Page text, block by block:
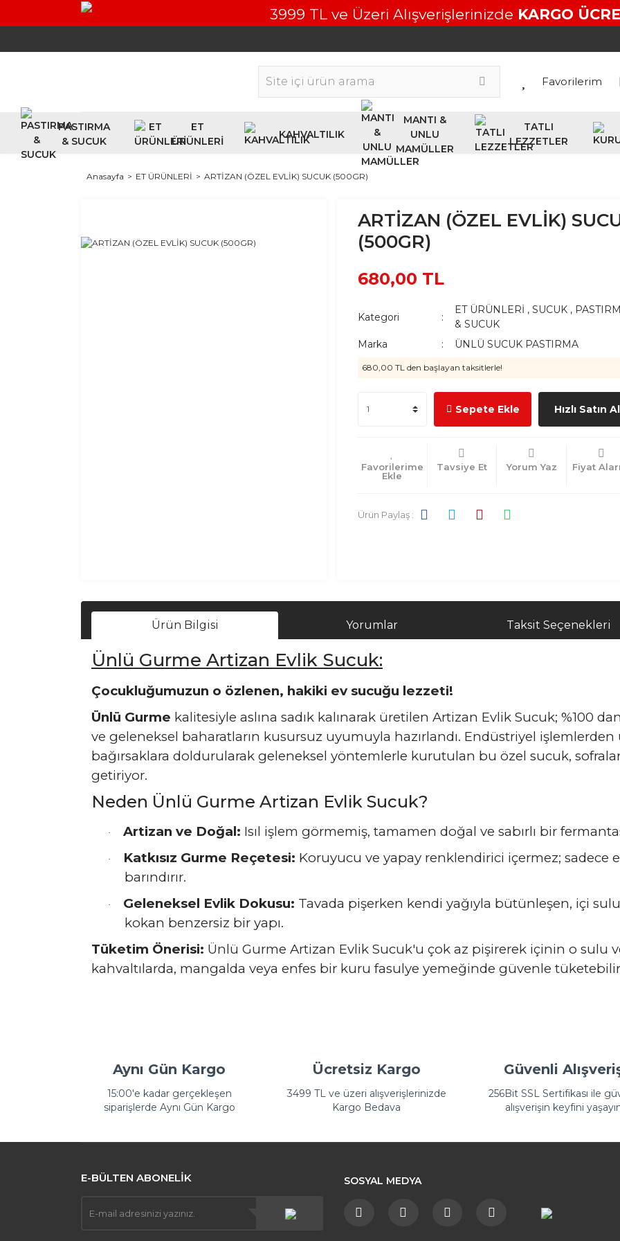
3999 TL ve Üzeri Alışverişlerinizde KARGO
Favorilerim
PASTIRMA
& SUCUK
ET
ÜRÜNLERİ
KAHVALTILIK
MANTI &
UNLU
MAMÜLLER
TATLI
LEZZETLER
Anasayfa ET ÜRÜNLERİ ARTİZAN (ÖZEL EVLİK) SUCUK (500GR)
ARTİZAN (ÖZEL EVLİK)
(500GR)
680,00 TL
Kategori
ET ÜRÜNLERİ , SUCUK ,
& SUCUK
Marka
ÜNLÜ SUCUK PASTIRMA
680,00 TL den başlayan taksitlerle!
Sepete Ekle Hızlı Satın Al
Tavsiye Et Yorum Yaz Fiyat
Ürün Paylaş :
Ürün Bilgisi Yorumlar Taksit Seçenekleri
Ünlü Gurme Artizan Evlik Sucuk:
Çocukluğumuzun o özlenen, hakiki ev sucuğu lezzeti!
Ünlü Gurme kalitesiyle aslına sadık kalınarak üretilen Artizan Evlik Sucuk; %100
ve geleneksel baharatların kusursuz uyumuyla hazırlandı. Endüstriyel
bağırsaklara doldurularak geleneksel yöntemlerle kurutulan bu özel sucuk,
getiriyor.
Neden Ünlü Gurme Artizan Evlik Sucuk?
· Artizan ve Doğal: Isıl işlem görmemiş, tamamen doğal ve sabırlı bir
· Katkısız Gurme Reçetesi: Koruyucu ve yapay renklendirici içermez; sadece
barındırır.
· Geleneksel Evlik Dokusu: Tavada pişerken kendi yağıyla bütünleşen, içi
kokan benzersiz bir yapı.
Tüketim Önerisi: Ünlü Gurme Artizan Evlik Sucuk'u çok az pişirerek içinin o sulu
kahvaltılarda, mangalda veya enfes bir kuru fasulye yemeğinde güvenle
Ürün resmi kalitesiz, bozuk veya görüntülenemiyor.
Ürün bilgilerinde hatalar bulunuyor.
Bu ürüne benzer farklı alternatifler olmalı.
Aynı Gün Kargo
15:00'e kadar gerçekleşen
siparişlerde Aynı Gün Kargo
Ücretsiz Kargo
3499 TL ve üzeri alışverişlerinizde
Kargo Bedava
Güvenli
256Bit SSL Sertifikası ile
alışverişin keyfini
E-BÜLTEN ABONELİK SOSYAL MEDYA